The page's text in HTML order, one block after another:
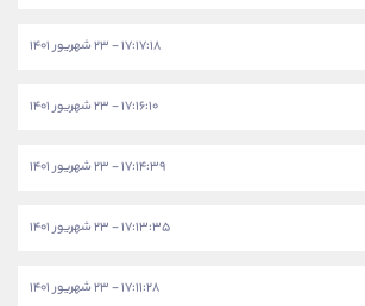
۱۷:۱۷:۱۸ - ۲۳ شهریور ۱۴۰۱
۱۷:۱۶:۱۰ - ۲۳ شهریور ۱۴۰۱
۱۷:۱۴:۳۹ - ۲۳ شهریور ۱۴۰۱
۱۷:۱۳:۳۵ - ۲۳ شهریور ۱۴۰۱
۱۷:۱۱:۲۸ - ۲۳ شهریور ۱۴۰۱